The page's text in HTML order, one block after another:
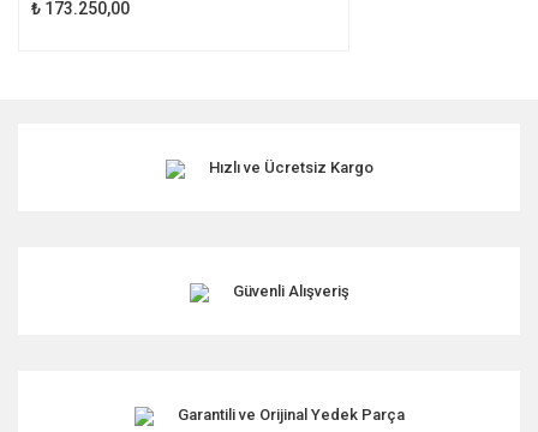
₺ 173.250,00
Hızlı ve Ücretsiz Kargo
Güvenli Alışveriş
Garantili ve Orijinal Yedek Parça